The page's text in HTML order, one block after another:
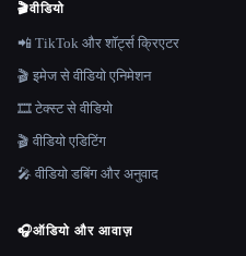
🎬वीडियो
📲 TikTok और शॉर्ट्स क्रिएटर
🎬 इमेज से वीडियो एनिमेशन
🎞️ टेक्स्ट से वीडियो
🎬 वीडियो एडिटिंग
🎤 वीडियो डबिंग और अनुवाद
🎧ऑडियो और आवाज़